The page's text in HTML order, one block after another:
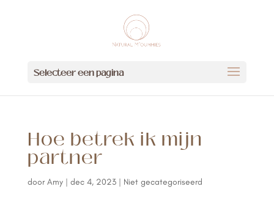
Selecteer een pagina
Hoe betrek ik mijn
partner
doorAmy| dec 4, 2023| Niet gecategoriseerd